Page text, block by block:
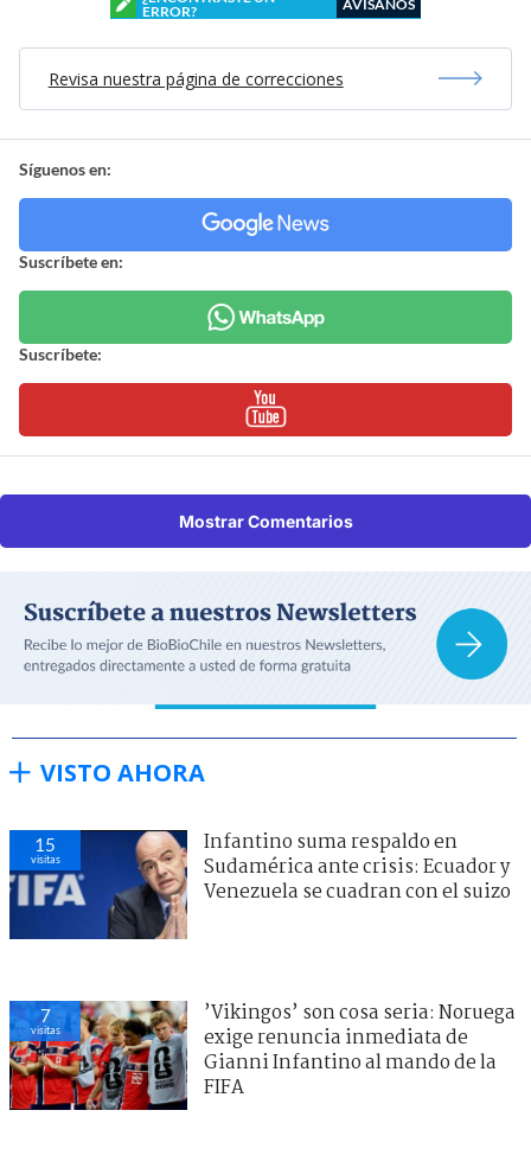
ERROR?
AVÍSANOS
Revisa nuestra página de correcciones
Síguenos en:
Suscríbete en:
Suscríbete:
Mostrar Comentarios
VISTO AHORA
15
visitas
Infantino suma respaldo en
Sudamérica ante crisis: Ecuador y
Venezuela se cuadran con el suizo
7
visitas
’Vikingos’ son cosa seria: Noruega
exige renuncia inmediata de
Gianni Infantino al mando de la
FIFA